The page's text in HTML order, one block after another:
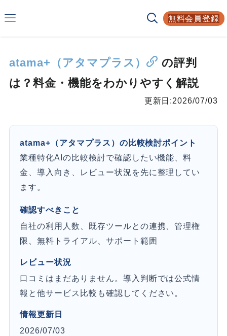
無料会員登録
atama+（アタマプラス）
の評判
は？料金・機能をわかりやすく解説
更新日:2026/07/03
atama+（アタマプラス）の比較検討ポイント
業種特化AIの比較検討で確認したい機能、料
金、導入向き、レビュー状況を先に整理してい
ます。
確認すべきこと
自社の利用人数、既存ツールとの連携、管理権
限、無料トライアル、サポート範囲
レビュー状況
口コミはまだありません。導入判断では公式情
報と他サービス比較も確認してください。
情報更新日
2026/07/03